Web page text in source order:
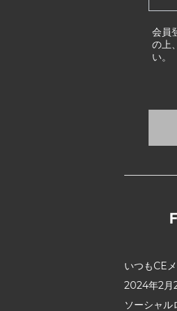
会員
の上
い。
いつもCE
2024年2月
ソーシャ